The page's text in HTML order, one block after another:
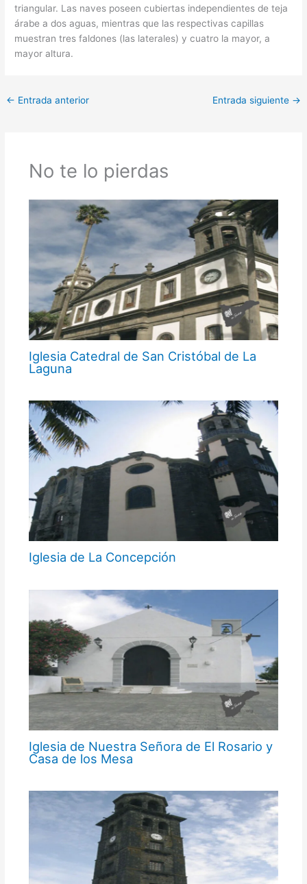
triangular. Las naves poseen cubiertas independientes de teja
árabe a dos aguas, mientras que las respectivas capillas
muestran tres faldones (las laterales) y cuatro la mayor, a
mayor altura.
← Entrada anterior Entrada siguiente →
No te lo pierdas
Iglesia Catedral de San Cristóbal de La
Laguna
Iglesia de La Concepción
Iglesia de Nuestra Señora de El Rosario y
Casa de los Mesa